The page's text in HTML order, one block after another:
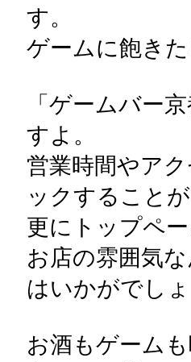
す。
ゲームに飽き
「ゲームバー
すよ。
営業時間やア
ックすること
更にトップペ
お店の雰囲気
はいかがでしょ
お酒もゲーム